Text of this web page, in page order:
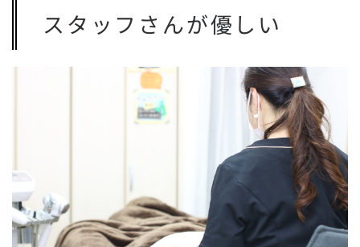
スタッフさんが優しい